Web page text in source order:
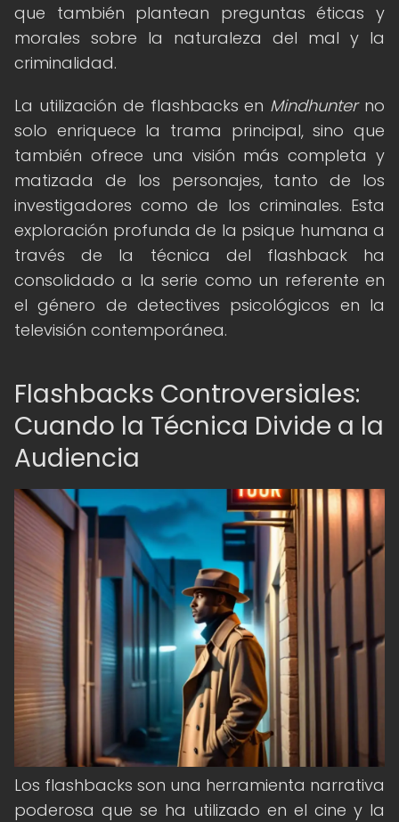
que también plantean preguntas éticas y
morales sobre la naturaleza del mal y la
criminalidad.
La utilización de flashbacks en Mindhunterno
solo enriquece la trama principal, sino que
también ofrece una visión más completa y
matizada de los personajes, tanto de los
investigadores como de los criminales. Esta
exploración profunda de la psique humana a
través de la técnica del flashback ha
consolidado a la serie como un referente en
el género de detectives psicológicos en la
televisión contemporánea.
Flashbacks Controversiales:
Cuando la Técnica Divide a la
Audiencia
Los flashbacks son una herramienta narrativa
poderosa que se ha utilizado en el cine y la